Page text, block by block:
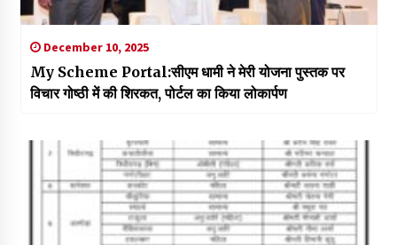
December 10, 2025
My Scheme Portal:सीएम धामी ने मेरी योजना पुस्तक पर
विचार गोष्ठी में की शिरकत, पोर्टल का किया लोकार्पण